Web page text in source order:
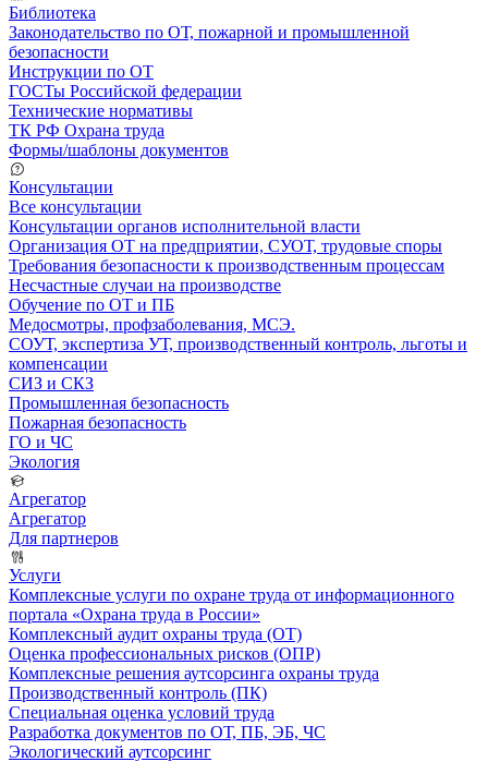
Библиотека
Законодательство по ОТ, пожарной и промышленной
безопасности
Инструкции по ОТ
ГОСТы Российской федерации
Технические нормативы
ТК РФ Охрана труда
Формы/шаблоны документов
Консультации
Все консультации
Консультации органов исполнительной власти
Организация ОТ на предприятии, СУОТ, трудовые споры
Требования безопасности к производственным процессам
Несчастные случаи на производстве
Обучение по ОТ и ПБ
Медосмотры, профзаболевания, МСЭ.
СОУТ, экспертиза УТ, производственный контроль, льготы и
компенсации
СИЗ и СКЗ
Промышленная безопасность
Пожарная безопасность
ГО и ЧС
Экология
Агрегатор
Агрегатор
Для партнеров
Услуги
Комплексные услуги по охране труда от информационного
портала «Охрана труда в России»
Комплексный аудит охраны труда (ОТ)
Оценка профессиональных рисков (ОПР)
Комплексные решения аутсорсинга охраны труда
Производственный контроль (ПК)
Специальная оценка условий труда
Разработка документов по ОТ, ПБ, ЭБ, ЧС
Экологический аутсорсинг